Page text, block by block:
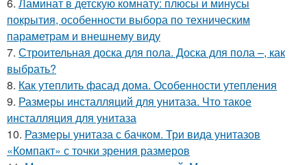
покрытия, особенности выбора по техническим
параметрам и внешнему виду
7. Строительная доска для пола. Доска для пола –, как
выбрать?
8. Как утеплить фасад дома. Особенности утепления
9. Размеры инсталляций для унитаза. Что такое
инсталляция для унитаза
10. Размеры унитаза с бачком. Три вида унитазов
«Компакт» с точки зрения размеров